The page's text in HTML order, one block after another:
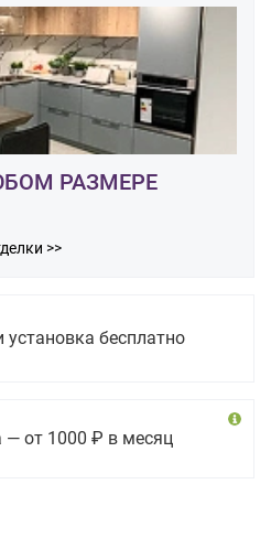
РАЗМЕРЕ
>>
установка бесплатно
— от 1000 ₽ в месяц